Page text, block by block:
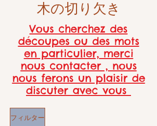
木の切り欠き
Vous cherchez des
découpes ou des mots
en particulier, merci
nous contacter , nous
nous ferons un plaisir de
discuter avec vous
フィルター